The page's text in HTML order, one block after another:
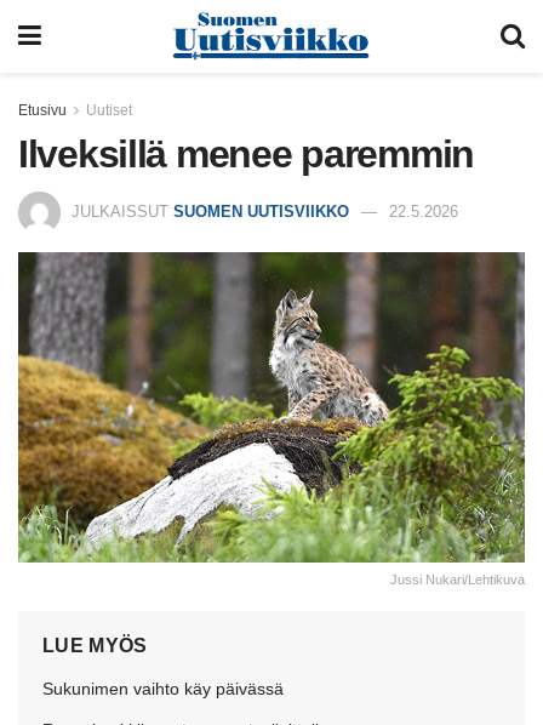
Etusivu Uutiset
Ilveksillä menee paremmin
JULKAISSUT SUOMEN UUTISVIIKKO 22.5.2026
Jussi Nukari/Lehtikuva
LUE MYÖS
Sukunimen vaihto käy päivässä